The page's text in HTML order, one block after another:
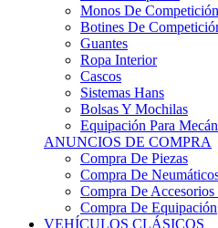
Botines De Competición
Guantes
Ropa Interior
Cascos
Sistemas Hans
Bolsas Y Mochilas
Equipación Para
ANUNCIOS DE COMPRA
Compra De Piezas
Compra De Neumáticos
Compra De Accesorios
Compra De Equipación
VEHÍCULOS CLÁSICOS
VEHÍCULOS CLÁSICOS